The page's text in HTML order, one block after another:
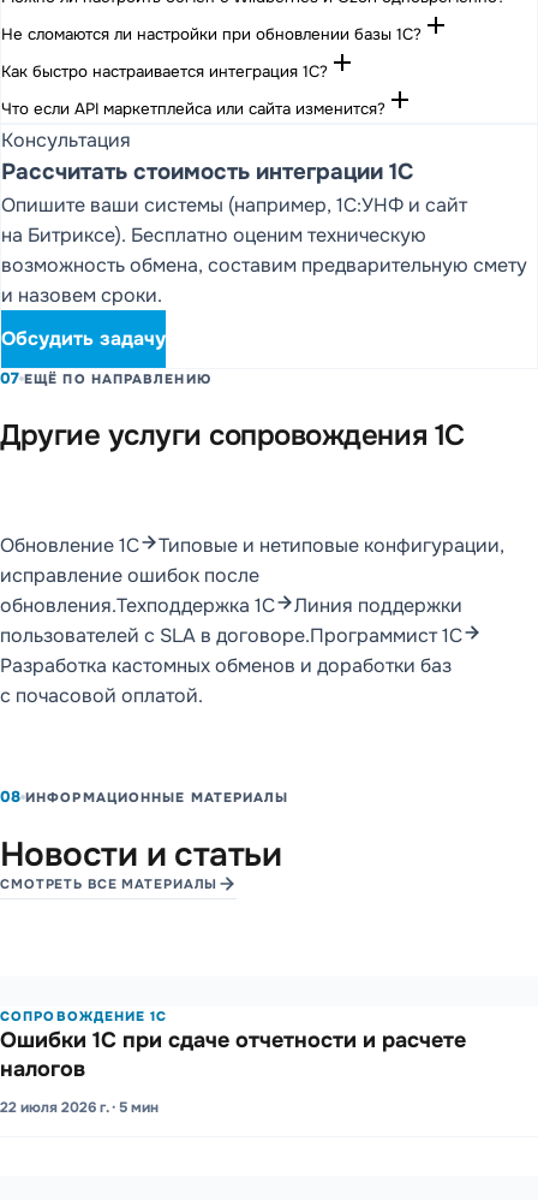
Не сломаются ли настройки при обновлении базы 1С? add
Как быстро настраивается интеграция 1С? add
Что если API маркетплейса или сайта изменится? add
Консультация
Рассчитать стоимость интеграции 1С
Опишите ваши системы (например, 1С:УНФ и сайт
на Битриксе). Бесплатно оценим техническую
возможность обмена, составим предварительную смету
и назовем сроки.
Обсудить задачу
07 ЕЩЁ ПО НАПРАВЛЕНИЮ
Другие услуги сопровождения 1С
Обновление 1С
Типовые и нетиповые конфигурации,
исправление ошибок после
обновления.Техподдержка 1С
Линия поддержки
пользователей с SLA в договоре.Программист 1С
Разработка кастомных обменов и доработки баз
с почасовой оплатой.
08 ИНФОРМАЦИОННЫЕ МАТЕРИАЛЫ
Новости и статьи
СМОТРЕТЬ ВСЕ МАТЕРИАЛЫ
СОПРОВОЖДЕНИЕ 1С
Ошибки 1С при сдаче отче­тности и расчете
налогов
22 июля 2026 г. · 5 мин